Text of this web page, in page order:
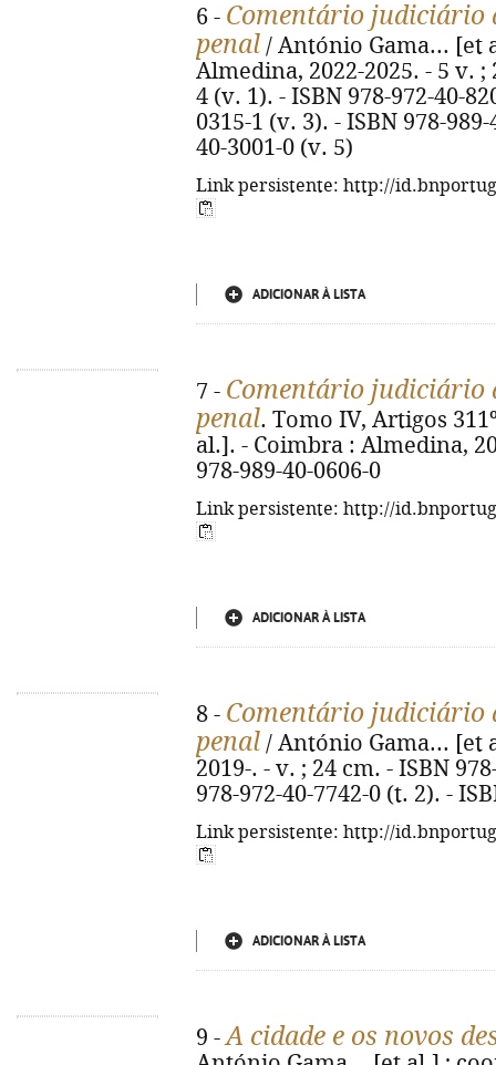
6 - Comentário judiciário
penal / António Gama... [et
Almedina, 2022-2025. - 5 v. ;
4 (v. 1). - ISBN 978-972-40-
0315-1 (v. 3). - ISBN 978-
40-3001-0 (v. 5)
Link persistente: http://
ADICIONAR À LISTA
7 - Comentário judiciário
penal. Tomo IV, Artigos
al.]. - Coimbra : Almedina,
978-989-40-0606-0
Link persistente: http://
ADICIONAR À LISTA
8 - Comentário judiciário
penal / António Gama... [et
2019-. - v. ; 24 cm. - ISBN
978-972-40-7742-0 (t. 2). -
Link persistente: http://
ADICIONAR À LISTA
9 -A cidade e os novos